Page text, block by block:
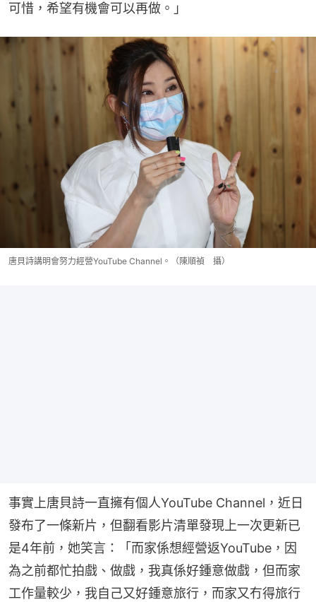
可惜，希望有機會可以再做。」
唐貝詩講明會努力經營YouTube Channel。（陳順禎 攝）
事實上唐貝詩一直擁有個人YouTube Channel，近日
發布了一條新片，但翻看影片清單發現上一次更新已
是4年前，她笑言：「而家係想經營返YouTube，因
為之前都忙拍戲、做戲，我真係好鍾意做戲，但而家
工作量較少，我自己又好鍾意旅行，而家又冇得旅行